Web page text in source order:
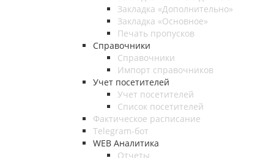
Закладка «Дополнительно»
Закладка «Основное»
Печать пропусков
Справочники
Справочники
Импорт справочников
Учет посетителей
Учет посетителей
Список посетителей
Фактическое расписание
Telegram-бот
WEB Аналитика
Отчеты